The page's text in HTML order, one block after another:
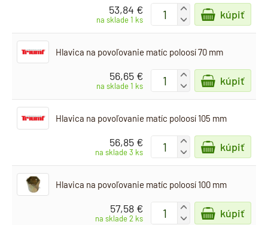
53,84 €
na sklade 1 ks
+
-
kúpiť
Hlavica na povoľovanie matíc poloosí 70 mm
56,65 €
na sklade 1 ks
+
-
kúpiť
Hlavica na povoľovanie matíc poloosí 105 mm
56,85 €
na sklade 3 ks
+
-
kúpiť
Hlavica na povoľovanie matíc poloosí 100 mm
57,58 €
na sklade 2 ks
+
-
kúpiť